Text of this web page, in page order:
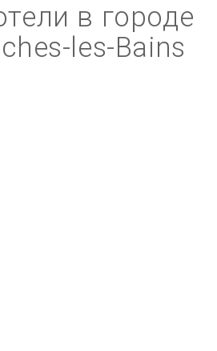
в городе
les-Bains